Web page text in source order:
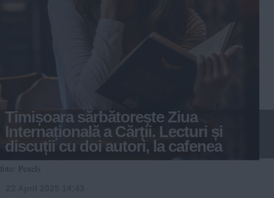
Timișoara sărbătorește Ziua
Internațională a Cărții. Lecturi și
discuții cu doi autori, la cafenea
foto: Pexels